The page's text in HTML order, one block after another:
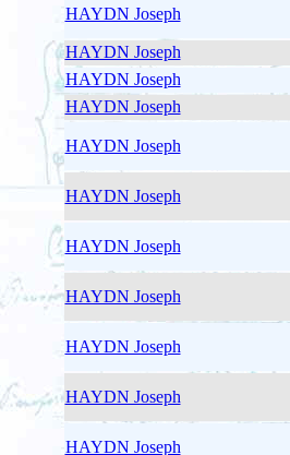
HAYDN Joseph
HAYDN Joseph
HAYDN Joseph
HAYDN Joseph
HAYDN Joseph
HAYDN Joseph
HAYDN Joseph
HAYDN Joseph
HAYDN Joseph
HAYDN Joseph
HAYDN Joseph